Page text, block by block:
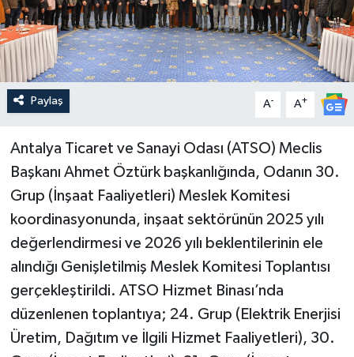
Paylaş A- A+
Antalya Ticaret ve Sanayi Odası (ATSO) Meclis
Başkanı Ahmet Öztürk başkanlığında, Odanın 30.
Grup (İnşaat Faaliyetleri) Meslek Komitesi
koordinasyonunda, inşaat sektörünün 2025 yılı
değerlendirmesi ve 2026 yılı beklentilerinin ele
alındığı Genişletilmiş Meslek Komitesi Toplantısı
gerçekleştirildi. ATSO Hizmet Binası’nda
düzenlenen toplantıya; 24. Grup (Elektrik Enerjisi
Üretim, Dağıtım ve İlgili Hizmet Faaliyetleri), 30.
Sağlık & Yaşam
Siyaset
Spor